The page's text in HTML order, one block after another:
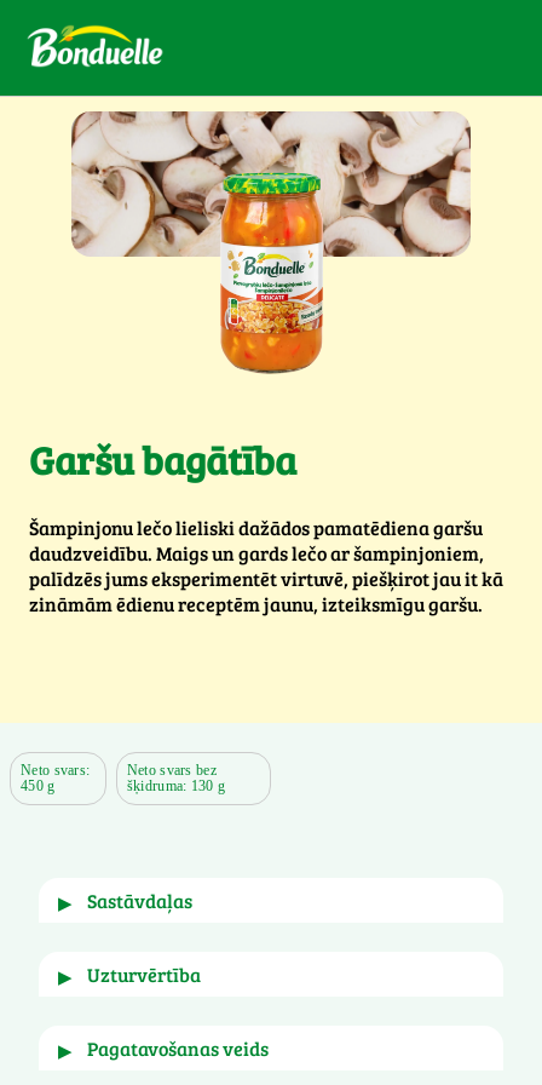
Garšu bagātība
Šampinjonu lečo lieliski dažādos pamatēdiena garšu
daudzveidību. Maigs un gards lečo ar šampinjoniem,
palīdzēs jums eksperimentēt virtuvē, piešķirot jau it kā
zināmām ēdienu receptēm jaunu, izteiksmīgu garšu.
Neto svars:
450 g
Neto svars bez
šķidruma: 130 g
sastāvdaļas
▶
sarkanā paprika, cukurs, rapšu eļļa, sāls,
citronskābe, sarkanie pipari.
uzturvērtība
▶
pagatavošanas veids
▶